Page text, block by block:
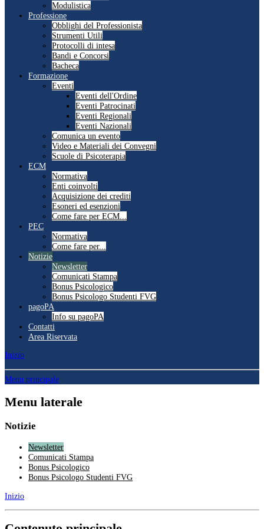
Modulistica
Professione
Obblighi del Professionista
Strumenti Utili
Protocolli di intesa
Bandi e Concorsi
Bacheca
Formazione
Eventi
Eventi dell'Ordine
Eventi Patrocinati
Eventi Regionali
Eventi Nazionali
Comunica un evento
Video e Materiali dei Convegni
Scuole di Psicoterapia
ECM
Normativa
Enti coinvolti
Acquisizione dei crediti
Esoneri ed esenzioni
Come fare per ECM...
PEC
Normativa
Come fare per...
Notizie
Newsletter
Comunicati Stampa
Bonus Psicologico
Bonus Psicologo Studenti FVG
pagoPA
Info su pagoPA
Contatti
Area Riservata
Inizio
Menu principale
Menu laterale
Notizie
Newsletter
Comunicati Stampa
Bonus Psicologico
Bonus Psicologo Studenti FVG
Inizio